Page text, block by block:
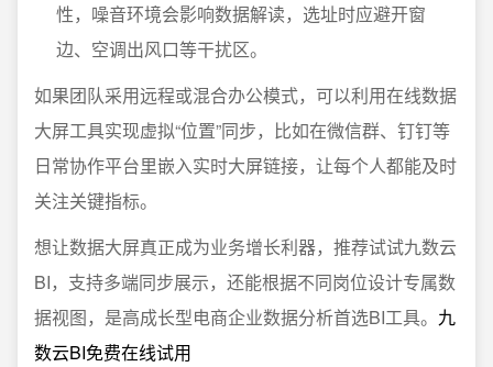
性，噪音环境会影响数据解读，选址时应避开窗
边、空调出风口等干扰区。
如果团队采用远程或混合办公模式，可以利用在线数据
大屏工具实现虚拟“位置”同步，比如在微信群、钉钉等
日常协作平台里嵌入实时大屏链接，让每个人都能及时
关注关键指标。
想让数据大屏真正成为业务增长利器，推荐试试九数云
BI，支持多端同步展示，还能根据不同岗位设计专属数
据视图，是高成长型电商企业数据分析首选BI工具。 九
数云BI免费在线试用